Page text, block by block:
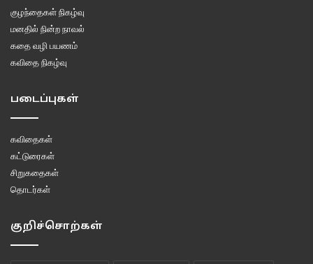
குழந்தைகள் நிகழ்வு
மனதில் நின்ற நாவல்
கதை வழி பயணம்
கவிதை நிகழ்வு
படைப்புகள்
கவிதைகள்
கட்டுரைகள்
சிறுகதைகள்
தொடர்கள்
குறிச்சொற்கள்